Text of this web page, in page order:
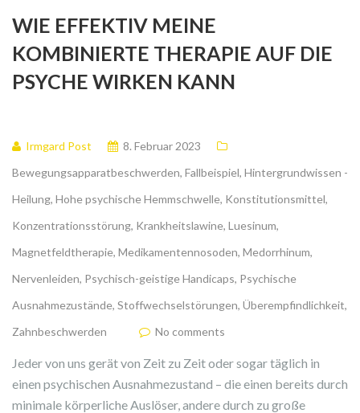
WIE EFFEKTIV MEINE
KOMBINIERTE THERAPIE AUF DIE
PSYCHE WIRKEN KANN
Irmgard Post
8. Februar 2023
Bewegungsapparatbeschwerden, Fallbeispiel, Hintergrundwissen -
Heilung, Hohe psychische Hemmschwelle, Konstitutionsmittel,
Konzentrationsstörung, Krankheitslawine, Luesinum,
Magnetfeldtherapie, Medikamentennosoden, Medorrhinum,
Nervenleiden, Psychisch-geistige Handicaps, Psychische
Ausnahmezustände, Stoffwechselstörungen, Überempfindlichkeit,
Zahnbeschwerden
No comments
Jeder von uns gerät von Zeit zu Zeit oder sogar täglich in
einen psychischen Ausnahmezustand – die einen bereits durch
minimale körperliche Auslöser, andere durch zu große